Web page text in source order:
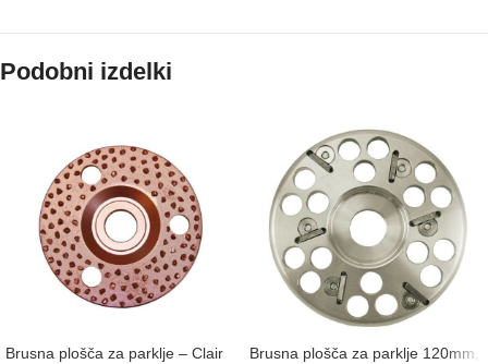
Podobni izdelki
Brusna plošča za parklje – Clair
Brusna plošča za parklje 120mm,